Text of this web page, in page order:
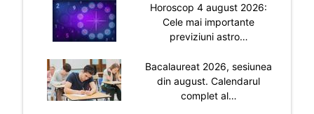
Horoscop 4 august 2026:
Cele mai importante
previziuni astro…
Bacalaureat 2026, sesiunea
din august. Calendarul
complet al…